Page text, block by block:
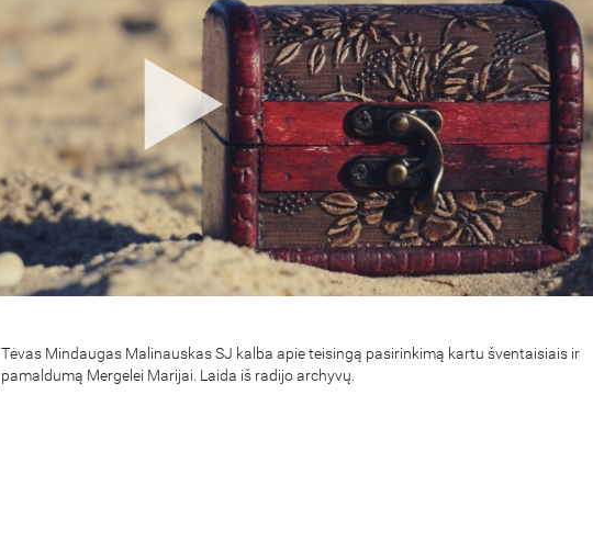
Tėvas Mindaugas Malinauskas SJ kalba apie teisingą pasirinkimą kartu šventaisiais ir
pamaldumą Mergelei Marijai. Laida iš radijo archyvų.